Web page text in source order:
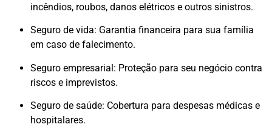
incêndios, roubos, danos elétricos e outros sinistros.
Seguro de vida: Garantia financeira para sua família
em caso de falecimento.
Seguro empresarial: Proteção para seu negócio contra
riscos e imprevistos.
Seguro de saúde: Cobertura para despesas médicas e
hospitalares.